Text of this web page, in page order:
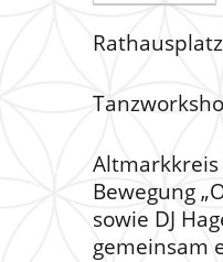
Altmarkkreis
Bewegung
sowie DJ
gemeinsam